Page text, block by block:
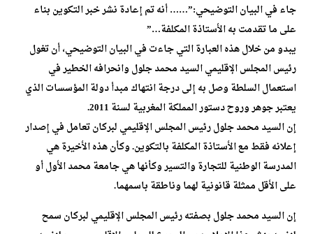
جاء في البيان التوضيحي:”…… أنه تم إعادة نشر خبر التكوين بناء
على ما تقدمت به الأستاذة المكلفة…”
يبدو من خلال هذه العبارة التي جاءت في البيان التوضيحي، أن تغول
رئيس المجلس الإقليمي السيد محمد جلول وانحرافه الخطير في
استعمال السلطة وصل به إلى درجة انتهاك مبدأ دولة المؤسسات الذي
يعتبر جوهر وروح دستور المملكة المغربية لسنة 2011.
إن السيد محمد جلول رئيس المجلس الإقليمي لبركان تعامل في إصدار
إعلانه فقط مع الأستاذة المكلفة بالتكوين. وكأن هذه الأخيرة هي
المدرسة الوطنية للتجارة والتسير وكأنها هي جامعة محمد الأول أو
على الأقل ممثلة قانونية لهما وناطقة باسمهما.
إن السيد محمد جلول بصفته رئيس المجلس الإقليمي لبركان سمح